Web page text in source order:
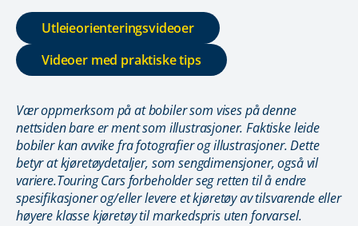
Utleieorienteringsvideoer
Videoer med praktiske tips
Vær oppmerksom på at bobiler som vises på denne
nettsiden bare er ment som illustrasjoner. Faktiske leide
bobiler kan avvike fra fotografier og illustrasjoner. Dette
betyr at kjøretøydetaljer, som sengdimensjoner, også vil
variere.Touring Cars forbeholder seg retten til å endre
spesifikasjoner og/eller levere et kjøretøy av tilsvarende eller
høyere klasse kjøretøy til markedspris uten forvarsel.